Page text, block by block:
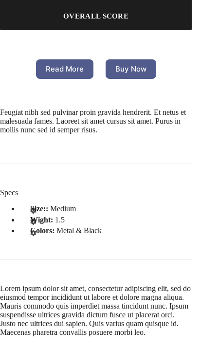
OVERALL SCORE
Read More Buy Now
Feugiat nibh sed pulvinar proin gravida hendrerit. Et netus et
malesuada fames. Laoreet sit amet cursus sit amet. Purus in
mollis nunc sed id semper risus.
Specs
Size:: Medium
Wight: 1.5
Colors: Metal & Black
Lorem ipsum dolor sit amet, consectetur adipiscing elit, sed do
eiusmod tempor incididunt ut labore et dolore magna aliqua.
Mauris commodo quis imperdiet massa tincidunt nunc. Ipsum
suspendisse ultrices gravida dictum fusce ut placerat orci.
Justo nec ultrices dui sapien. Quis varius quam quisque id.
Maecenas pharetra convallis posuere morbi leo.